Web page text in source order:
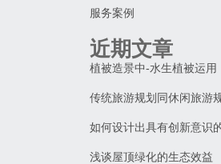
服务案例
近期文章
植被造景中-水生植被运用
传统旅游规划同休闲旅游
如何设计出具有创新意识
浅谈屋顶绿化的生态效益